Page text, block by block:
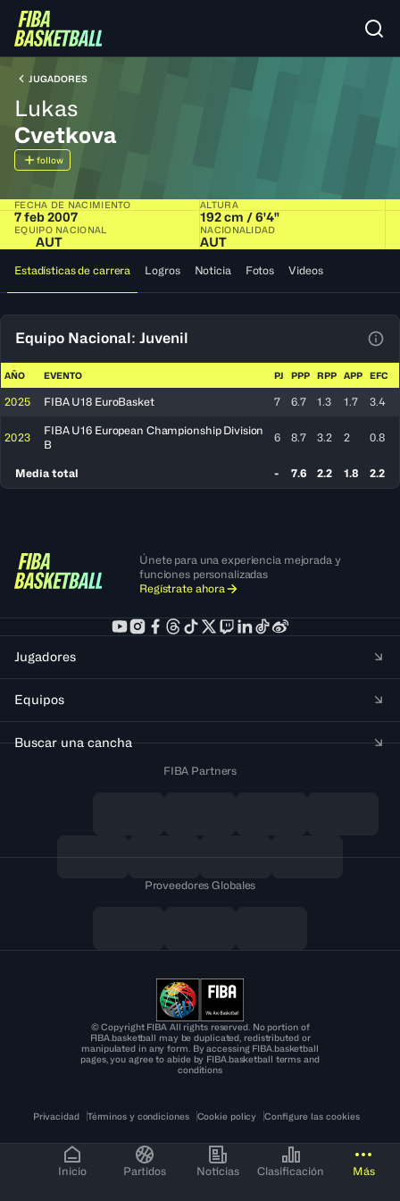
Inicio Partidos Noticias Clasificación Más
JUGADORES
Lukas
Cvetkova
follow
FECHA DE NACIMIENTO
7 feb 2007
ALTURA
192 cm / 6'4"
EQUIPO NACIONAL
AUT
NACIONALIDAD
AUT
Estadísticas de carrera Logros Noticia Fotos Videos
Equipo Nacional: Juvenil
AÑO EVENTO PJ PPP RPP APP EFC
2025 FIBA U18 EuroBasket 7 6.7 1.3 1.7 3.4
2023
FIBA U16 European Championship Division
B
6 8.7 3.2 2 0.8
Media total - 7.6 2.2 1.8 2.2
Únete para una experiencia mejorada y
funciones personalizadas
Regístrate ahora
Jugadores
Equipos
Buscar una cancha
FIBA Partners
Proveedores Globales
© Copyright FIBA All rights reserved. No portion of
FIBA.basketball may be duplicated, redistributed or
manipulated in any form. By accessing FIBA.basketball
pages, you agree to abide by FIBA.basketball terms and
conditions
Privacidad Términos y condiciones Cookie policy Configure las cookies